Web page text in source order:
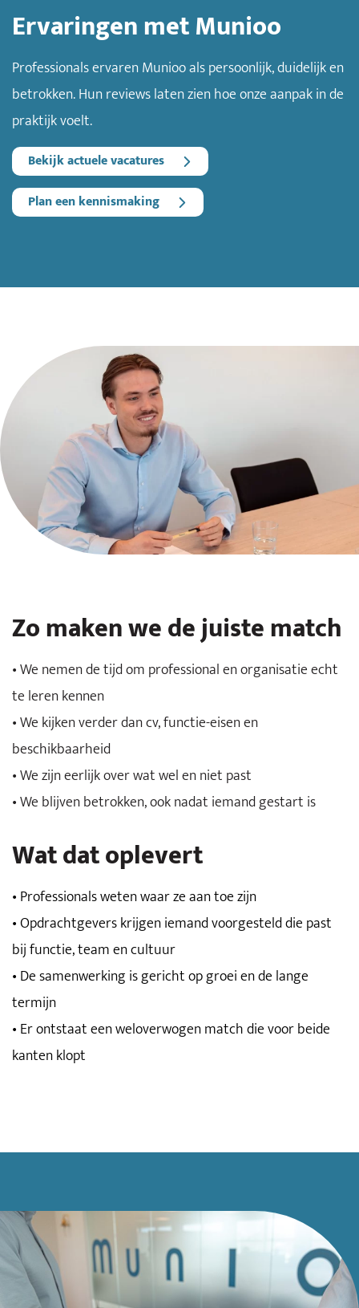
Ervaringen met Munioo
Professionals ervaren Munioo als persoonlijk, duidelijk en
betrokken. Hun reviews laten zien hoe onze aanpak in de
praktijk voelt.
Bekijk actuele vacatures
Plan een kennismaking
Zo maken we de juiste match
• We nemen de tijd om professional en organisatie echt
te leren kennen
• We kijken verder dan cv, functie-eisen en
beschikbaarheid
• We zijn eerlijk over wat wel en niet past
• We blijven betrokken, ook nadat iemand gestart is
Wat dat oplevert
• Professionals weten waar ze aan toe zijn
• Opdrachtgevers krijgen iemand voorgesteld die past
bij functie, team en cultuur
• De samenwerking is gericht op groei en de lange
termijn
• Er ontstaat een weloverwogen match die voor beide
kanten klopt